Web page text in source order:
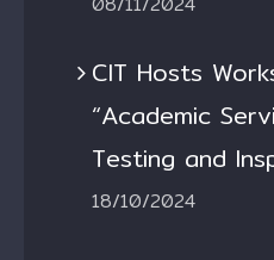
CIT Hosts
“Academic
Testing and
18/10/2024